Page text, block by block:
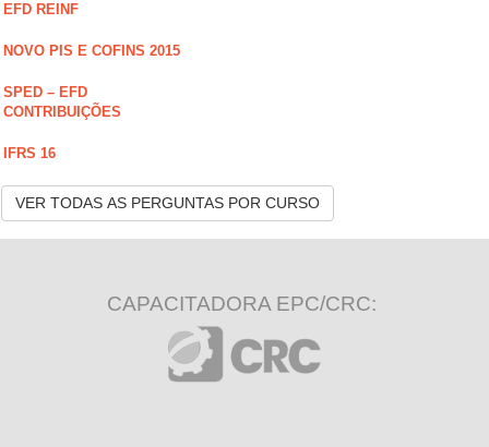
EFD REINF
NOVO PIS E COFINS 2015
SPED – EFD
CONTRIBUIÇÕES
IFRS 16
VER TODAS AS PERGUNTAS POR CURSO
CAPACITADORA EPC/CRC: